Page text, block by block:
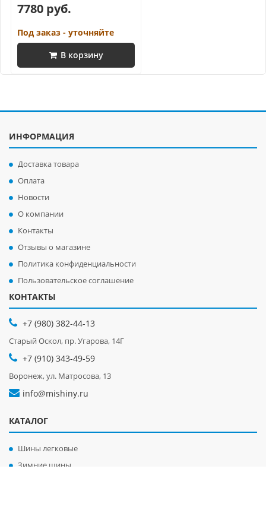
7780 руб.
Под заказ - уточняйте
В корзину
ИНФОРМАЦИЯ
Доставка товара
Оплата
Новости
О компании
Контакты
Отзывы о магазине
Политика конфиденциальности
Пользовательское соглашение
КОНТАКТЫ
+7 (980) 382-44-13
Старый Оскол, пр. Угарова, 14Г
+7 (910) 343-49-59
Воронеж, ул. Матросова, 13
info@mishiny.ru
КАТАЛОГ
Шины легковые
Зимние шины